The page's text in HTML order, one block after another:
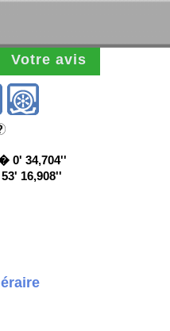
Votre avis
0' 34,704''
16,908''